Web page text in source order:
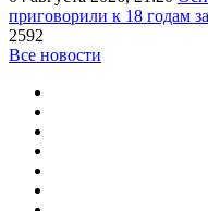
приговорили к 18 годам
2592
Все новости